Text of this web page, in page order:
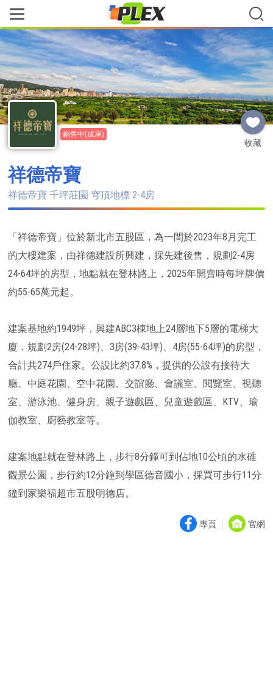
收藏
銷售中(成屋)
祥德帝寶
祥德帝寶 千坪莊園 穹頂地標 2-4房
「祥德帝寶」位於新北市五股區，為一間於2023年8月完工
的大樓建案，由祥德建設所興建，採先建後售，規劃2-4房
24-64坪的房型，地點就在登林路上，2025年開賣時每坪牌價
約55-65萬元起。
建案基地約1949坪，興建ABC3棟地上24層地下5層的電梯大
廈，規劃2房(24-28坪)、3房(39-43坪)、4房(55-64坪)的房型，
合計共274戶住家。公設比約37.8%，提供的公設有接待大
廳、中庭花園、空中花園、交誼廳、會議室、閱覽室、視聽
室、游泳池、健身房、親子遊戲區、兒童遊戲區、KTV、瑜
伽教室、廚藝教室等。
建案地點就在登林路上，步行8分鐘可到佔地10公頃的水碓
觀景公園，步行約12分鐘到學區德音國小，採買可步行11分
鐘到家樂福超市五股明德店。
專頁｜ 官網